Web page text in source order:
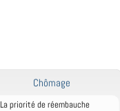
Chômage
La priorité de réembauche